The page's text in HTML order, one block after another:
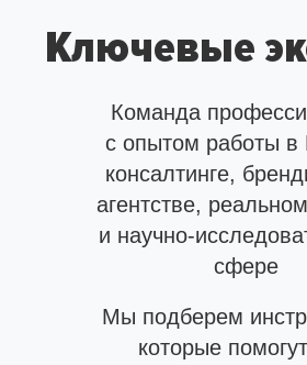
Ключевые
Команда
с опытом работы в
консалтинге,
агентстве,
и научно-
сфере
Мы подберем
которые